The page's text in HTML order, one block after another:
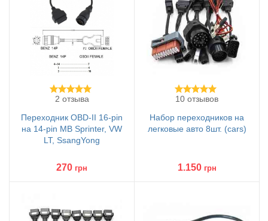
2 отзыва
Переходник OBD-II 16-pin
на 14-pin MB Sprinter, VW
LT, SsangYong
270 грн
10 отзывов
Набор переходников на
легковые авто 8шт. (cars)
1.150 грн